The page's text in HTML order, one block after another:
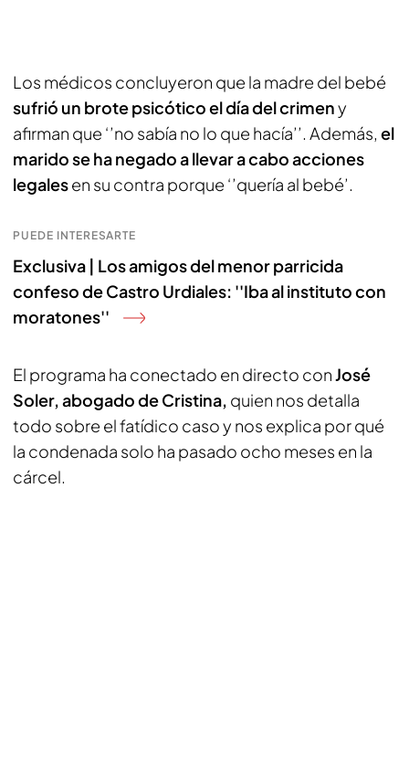
Los médicos concluyeron que la madre del bebé
sufrió un brote psicótico el día del crimeny
afirman que ‘’no sabía no lo que hacía’’. Además, el
marido se ha negado a llevar a cabo acciones
legalesen su contra porque ‘’quería al bebé’.
PUEDE INTERESARTE
Exclusiva | Los amigos del menor parricida
confeso de Castro Urdiales: ''Iba al instituto con
moratones''
El programa ha conectado en directo conJosé
Soler, abogado de Cristina, quien nos detalla
todo sobre el fatídico caso y nos explica por qué
la condenada solo ha pasado ocho meses en la
cárcel.